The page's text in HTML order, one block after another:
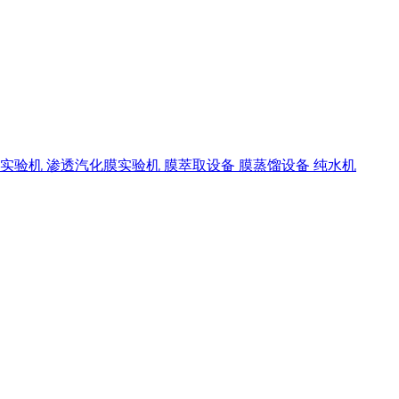
验机 渗透汽化膜实验机 膜萃取设备 膜蒸馏设备 纯水机